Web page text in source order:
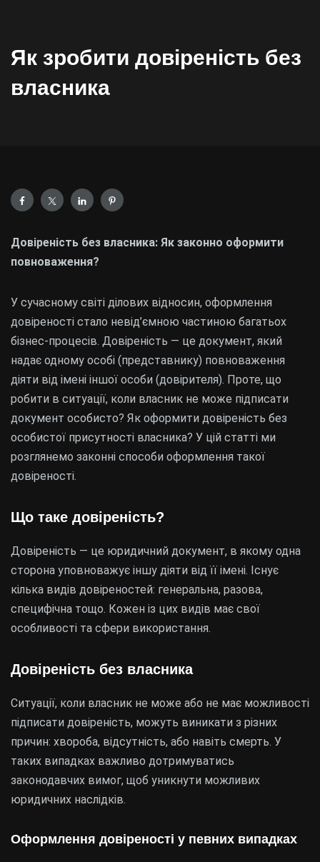
Як зробити довіреність без
власника
Довіреність без власника: Як законно оформити
повноваження?
У сучасному світі ділових відносин, оформлення
довіреності стало невід’ємною частиною багатьох
бізнес-процесів. Довіреність — це документ, який
надає одному особі (представнику) повноваження
діяти від імені іншої особи (довірителя). Проте, що
робити в ситуації, коли власник не може підписати
документ особисто? Як оформити довіреність без
особистої присутності власника? У цій статті ми
розглянемо законні способи оформлення такої
довіреності.
Що таке довіреність?
Довіреність — це юридичний документ, в якому одна
сторона уповноважує іншу діяти від її імені. Існує
кілька видів довіреностей: генеральна, разова,
специфічна тощо. Кожен із цих видів має свої
особливості та сфери використання.
Довіреність без власника
Ситуації, коли власник не може або не має можливості
підписати довіреність, можуть виникати з різних
причин: хвороба, відсутність, або навіть смерть. У
таких випадках важливо дотримуватись
законодавчих вимог, щоб уникнути можливих
юридичних наслідків.
Оформлення довіреності у певних випадках